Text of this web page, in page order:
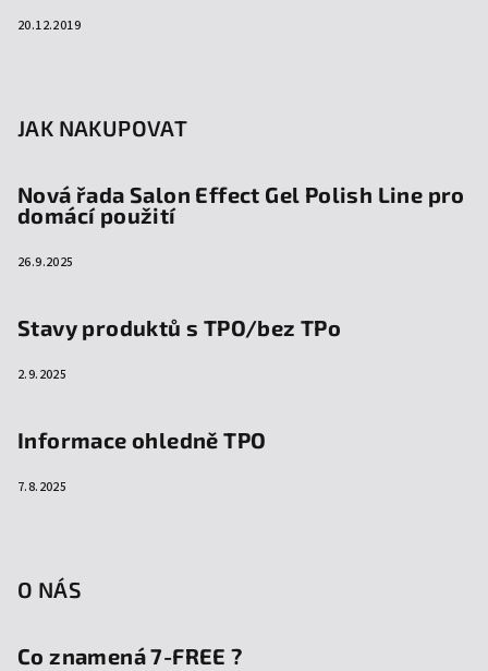
20.12.2019
JAK NAKUPOVAT
Nová řada Salon Effect Gel Polish Line pro
domácí použití
26.9.2025
Stavy produktů s TPO/bez TPo
2.9.2025
Informace ohledně TPO
7.8.2025
O NÁS
Co znamená 7-FREE ?